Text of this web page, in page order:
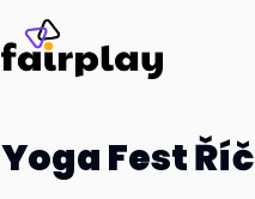
Yoga Fest